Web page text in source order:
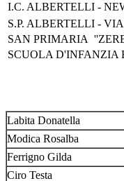
I.C. ALBERTELLI -
S.P. ALBERTELLI -
SAN PRIMARIA
SCUOLA D'INFANZIA
Labita Donatella
Modica Rosalba
Ferrigno Gilda
Ciro Testa